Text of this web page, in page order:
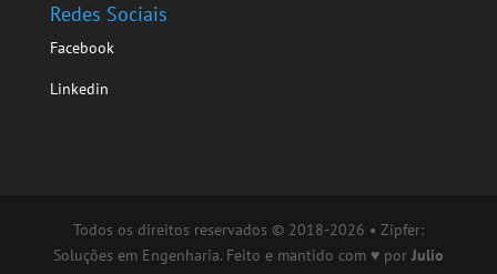
Redes Sociais
Facebook
Linkedin
Todos os direitos reservados © 2018-2026 • Zipfer:
Soluções em Engenharia. Feito e mantido com ♥ por Julio